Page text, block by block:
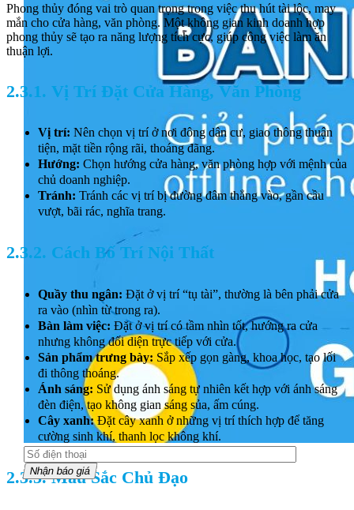
Phong thủy đóng vai trò quan trọng trong việc thu hút tài lộc, may
mắn cho cửa hàng, văn phòng. Một không gian kinh doanh hợp
phong thủy sẽ tạo ra năng lượng tích cực, giúp công việc làm ăn
thuận lợi.
2.3.1. Vị Trí Đặt Cửa Hàng, Văn Phòng
Vị trí: Nên chọn vị trí ở nơi đông dân cư, giao thông thuận
tiện, mặt tiền rộng rãi, thoáng đãng.
Hướng: Chọn hướng cửa hàng, văn phòng hợp với mệnh của
chủ doanh nghiệp.
Tránh: Tránh các vị trí bị đường đâm thẳng vào, gần cầu
vượt, bãi rác, nghĩa trang.
2.3.2. Cách Bố Trí Nội Thất
Quầy thu ngân: Đặt ở vị trí “tụ tài”, thường là bên phải cửa
ra vào (nhìn từ trong ra).
Bàn làm việc: Đặt ở vị trí có tầm nhìn tốt, hướng ra cửa
nhưng không đối diện trực tiếp với cửa.
Sản phẩm trưng bày: Sắp xếp gọn gàng, khoa học, tạo lối
đi thông thoáng.
Ánh sáng: Sử dụng ánh sáng tự nhiên kết hợp với ánh sáng
đèn điện, tạo không gian sáng sủa, ấm cúng.
Cây xanh:Đặt cây xanh ở những vị trí thích hợp để tăng
cường sinh khí, thanh lọc không khí.
2.3.3. Màu Sắc Chủ Đạo